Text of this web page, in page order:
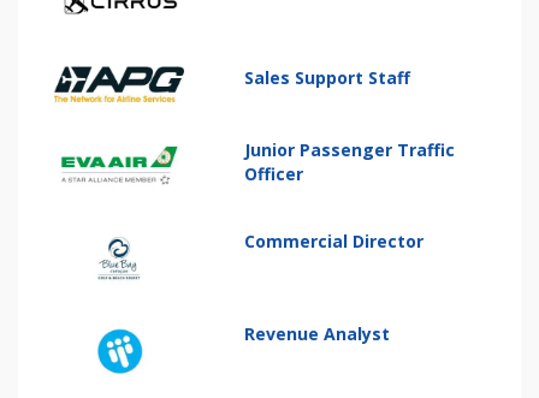
Sales Support Staff
Junior Passenger Traffic
Officer
Commercial Director
Revenue Analyst